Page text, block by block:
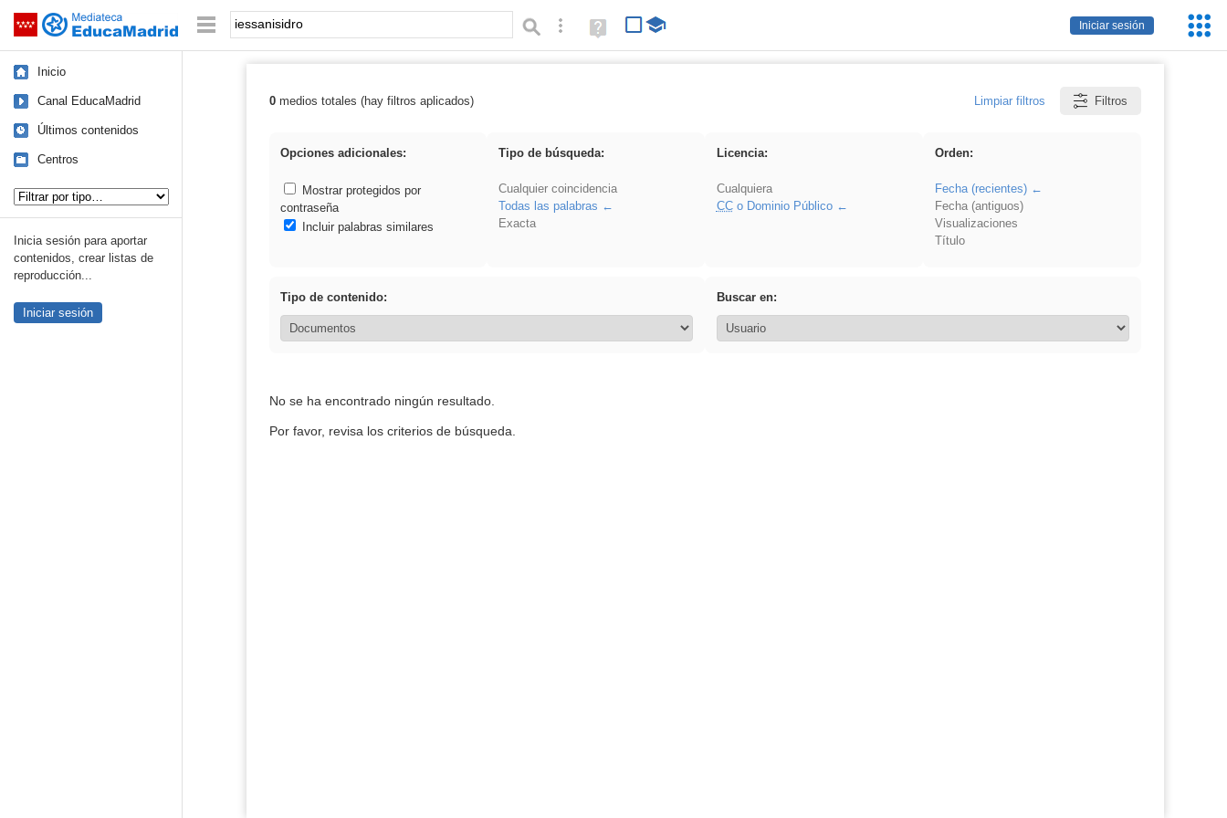
Saltar navegación
Iniciar sesión
Palabra o frase: Búsqueda avanzada
Ayuda
(en
Inicio
Canal EducaMadrid
Últimos contenidos
Centros
Inicia sesión para aportar
contenidos, crear listas de
reproducción...
Iniciar sesión
Resultados de: iessanisidro
0medios totales (hay filtros aplicados) Limpiar filtros Filtros
Opciones adicionales:
Mostrar protegidos por
contraseña
Incluir palabras similares
Tipo de búsqueda:
Cualquier coincidencia
Todas las palabras
Exacta
Licencia:
Cualquiera
CCo Dominio Público
Orden:
Fecha (recientes)
Fecha (antiguos)
Visualizaciones
Título
Tipo de contenido: Buscar en:
No se ha encontrado ningún resultado.
Por favor, revisa los criterios de búsqueda.